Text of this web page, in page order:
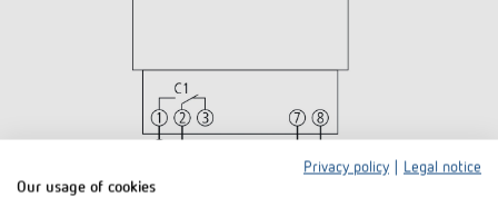
Privacy policy
Legal notice
Our usage of cookies